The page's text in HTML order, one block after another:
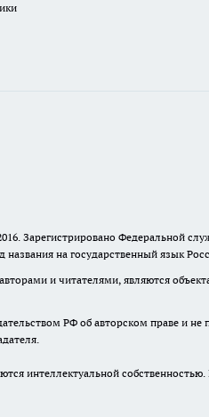
Зарегистрировано Федеральной
на государственный язык
и читателями, являются
РФ об авторском праве
интеллектуальной